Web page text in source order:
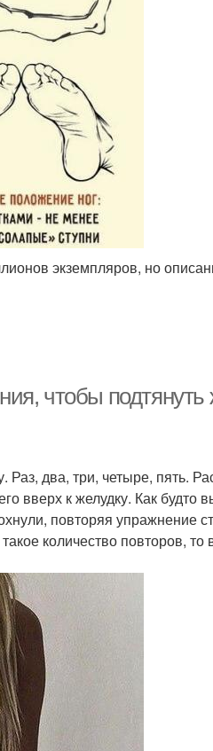
экземпляров, но
чтобы подтянуть
два, три, четыре, пять.
вверх к желудку. Как будто
повторяя упражнение
количество повторов, то